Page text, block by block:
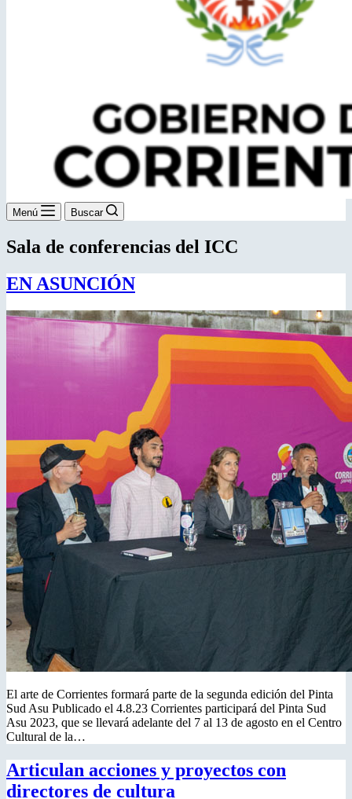
Menú Buscar
Sala de conferencias del ICC
EN ASUNCIÓN
El arte de Corrientes formará parte de la segunda edición del Pinta
Sud Asu Publicado el 4.8.23 Corrientes participará del Pinta Sud
Asu 2023, que se llevará adelante del 7 al 13 de agosto en el Centro
Cultural de la…
Articulan acciones y proyectos con
directores de cultura